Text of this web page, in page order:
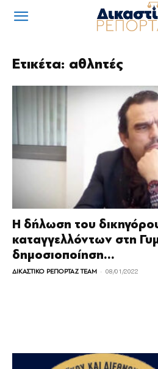
Ετικέτα: αθλητές
Η δήλωση του
καταγγελλόντων στη
δημοσιοποίηση...
ΔΙΚΑΣΤΙΚΟ ΡΕΠΟΡΤΑΖ TEAM - 08/01/2022